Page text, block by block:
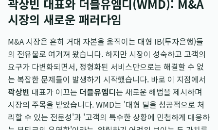
곽상빈 대표와 더블유엠디(WMD): M&A
시장의 새로운 패러다임
M&A 시장은 흔히 거대 자본을 움직이는 대형 IB(투자은행)들
의 전유물로 여겨져 왔습니다. 하지만 시장이 성숙하고 고객의
요구가 다변화되면서, 정형화된 서비스만으로는 해결할 수 없
는 복잡한 문제들이 발생하기 시작했습니다. 바로 이 지점에서
곽상빈 대표가 이끄는 더블유엠디는 새로운 해법을 제시하며
시장의 주목을 받았습니다. WMD는 '대형 딜을 성공적으로 처
리할 수 있는 전문성'과 '고객의 특수한 상황에 민첩하게 대응하